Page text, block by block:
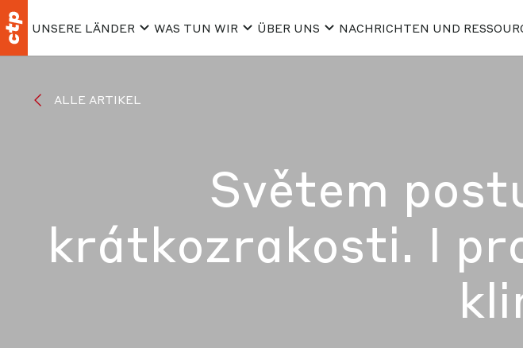
UNSERE LÄNDER WAS TUN WIR ÜBER UNS NACHRICHTEN UND
ALLE ARTIKEL
Světem
krátkozrakosti. I